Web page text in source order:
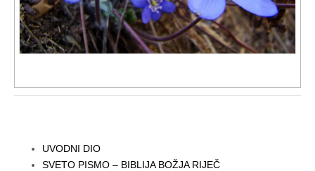
UVODNI DIO
SVETO PISMO – BIBLIJA BOŽJA RIJEČ